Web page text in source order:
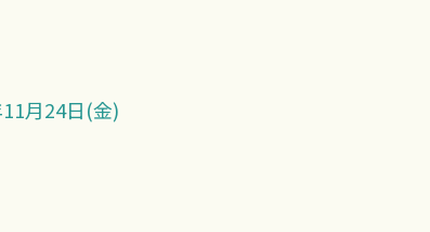
月24日(金)